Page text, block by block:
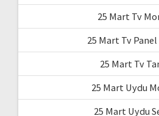
25 Mart Tv
25 Mart Tv
25 Mart Tv
25 Mart Uydu
25 Mart Uydu